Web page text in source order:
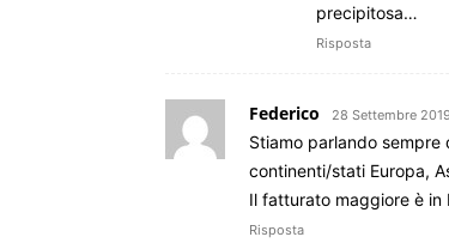
precipitosa…
Risposta
Federico 28 Settembre
Stiamo parlando sempre
continenti/stati Europa,
Il fatturato maggiore è in
Risposta